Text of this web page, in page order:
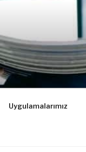
Uygulamalarımız